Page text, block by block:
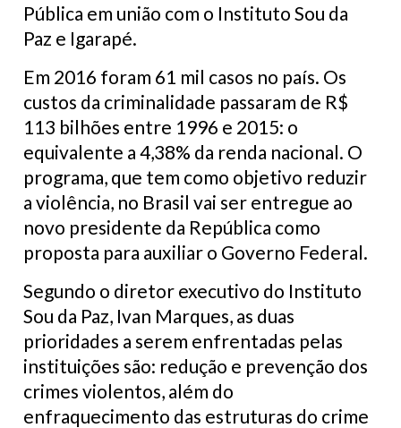
Pública em união com o Instituto Sou da
Paz e Igarapé.
Em 2016 foram 61 mil casos no país. Os
custos da criminalidade passaram de R$
113 bilhões entre 1996 e 2015: o
equivalente a 4,38% da renda nacional. O
programa, que tem como objetivo reduzir
a violência, no Brasil vai ser entregue ao
novo presidente da República como
proposta para auxiliar o Governo Federal.
Segundo o diretor executivo do Instituto
Sou da Paz, Ivan Marques, as duas
prioridades a serem enfrentadas pelas
instituições são: redução e prevenção dos
crimes violentos, além do
enfraquecimento das estruturas do crime